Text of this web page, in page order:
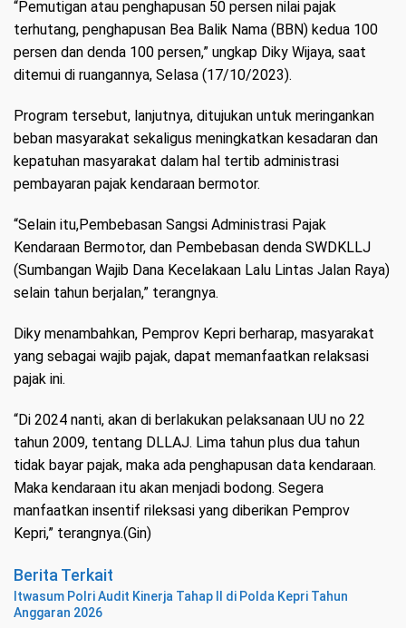
“Pemutigan atau penghapusan 50 persen nilai pajak
terhutang, penghapusan Bea Balik Nama (BBN) kedua 100
persen dan denda 100 persen,” ungkap Diky Wijaya, saat
ditemui di ruangannya, Selasa (17/10/2023).
Program tersebut, lanjutnya, ditujukan untuk meringankan
beban masyarakat sekaligus meningkatkan kesadaran dan
kepatuhan masyarakat dalam hal tertib administrasi
pembayaran pajak kendaraan bermotor.
“Selain itu,Pembebasan Sangsi Administrasi Pajak
Kendaraan Bermotor, dan Pembebasan denda SWDKLLJ
(Sumbangan Wajib Dana Kecelakaan Lalu Lintas Jalan Raya)
selain tahun berjalan,” terangnya.
Diky menambahkan, Pemprov Kepri berharap, masyarakat
yang sebagai wajib pajak, dapat memanfaatkan relaksasi
pajak ini.
“Di 2024 nanti, akan di berlakukan pelaksanaan UU no 22
tahun 2009, tentang DLLAJ. Lima tahun plus dua tahun
tidak bayar pajak, maka ada penghapusan data kendaraan.
Maka kendaraan itu akan menjadi bodong. Segera
manfaatkan insentif rileksasi yang diberikan Pemprov
Kepri,” terangnya.(Gin)
Berita Terkait
Itwasum Polri Audit Kinerja Tahap II di Polda Kepri Tahun
Anggaran 2026